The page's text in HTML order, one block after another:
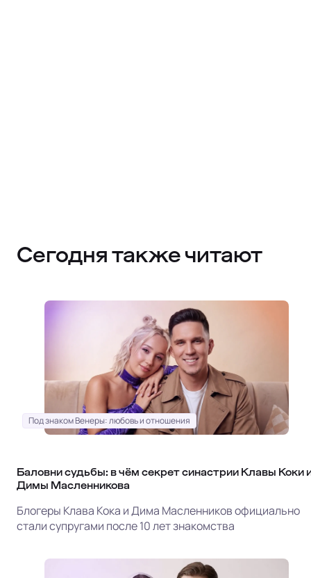
Сегодня также читают
Под знаком Венеры: любовь и отношения
Баловни судьбы: в чём секрет синастрии Клавы Коки
Димы Масленникова
Блогеры Клава Кока и Дима Масленников официально
стали супругами после 10 лет знакомства